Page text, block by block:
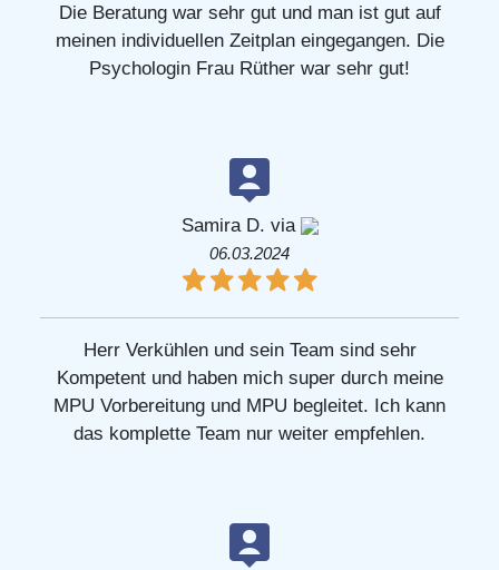
Die Beratung war sehr gut und man ist gut auf
meinen individuellen Zeitplan eingegangen. Die
Psychologin Frau Rüther war sehr gut!
Samira D. via
06.03.2024
Herr Verkühlen und sein Team sind sehr
Kompetent und haben mich super durch meine
MPU Vorbereitung und MPU begleitet. Ich kann
das komplette Team nur weiter empfehlen.